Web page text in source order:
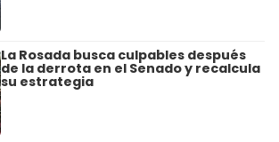
La Rosada busca culpables después
de la derrota en el Senado y recalcula
su estrategia